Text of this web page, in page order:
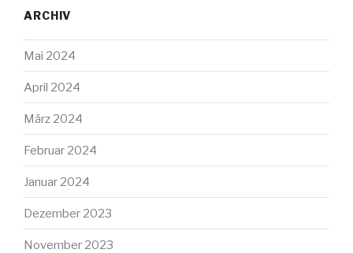
ARCHIV
Mai 2024
April 2024
März 2024
Februar 2024
Januar 2024
Dezember 2023
November 2023